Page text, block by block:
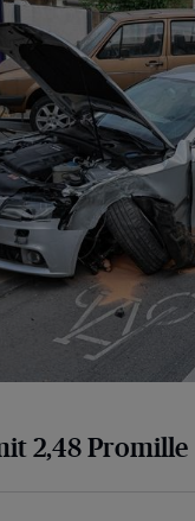
2,48 Promille